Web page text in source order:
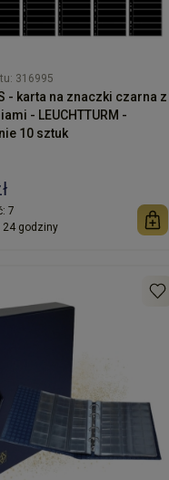
316995
- karta na znaczki czarna z
- LEUCHTTURM -
10 sztuk
7
24 godziny